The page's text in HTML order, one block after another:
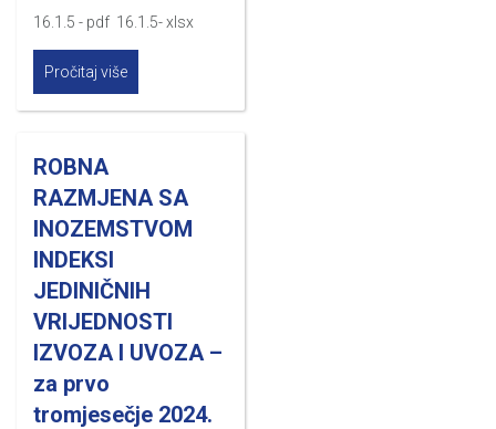
16.1.5 - pdf 16.1.5- xlsx
Pročitaj više
ROBNA
RAZMJENA SA
INOZEMSTVOM
INDEKSI
JEDINIČNIH
VRIJEDNOSTI
IZVOZA I UVOZA –
za prvo
tromjesečje 2024.